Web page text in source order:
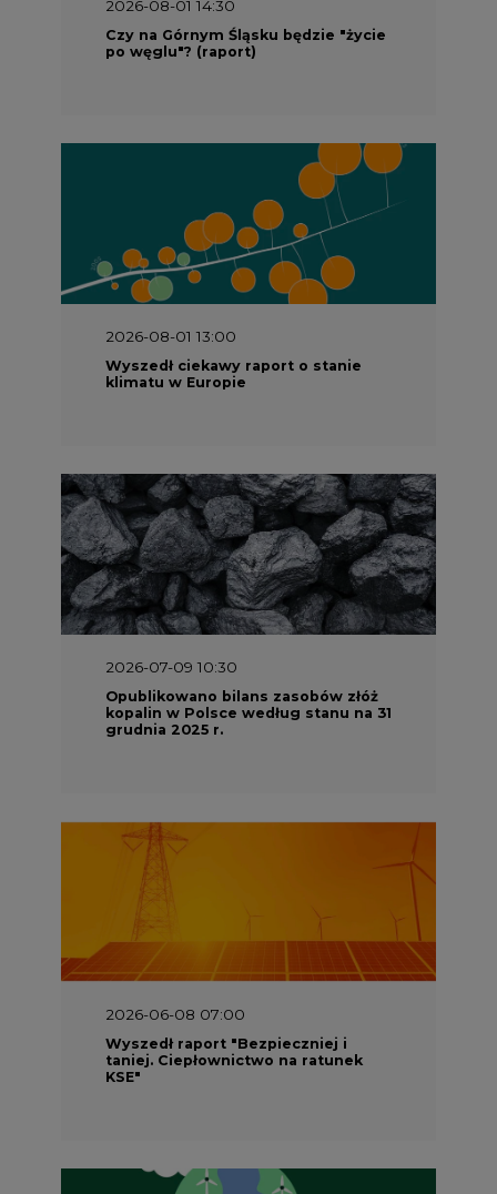
2026-08-01 14:30
Czy na Górnym Śląsku będzie "życie
po węglu"? (raport)
2026-08-01 13:00
Wyszedł ciekawy raport o stanie
klimatu w Europie
2026-07-09 10:30
Opublikowano bilans zasobów złóż
kopalin w Polsce według stanu na 31
grudnia 2025 r.
2026-06-08 07:00
Wyszedł raport "Bezpieczniej i
taniej. Ciepłownictwo na ratunek
KSE"